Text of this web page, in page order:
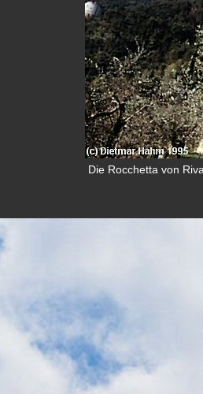
Die Rocchetta von